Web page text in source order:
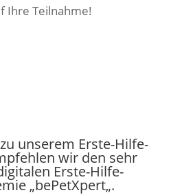
Ihre Teilnahme!
unserem Erste-Hilfe-
wir den sehr
Erste-Hilfe-
„bePetXpert„.